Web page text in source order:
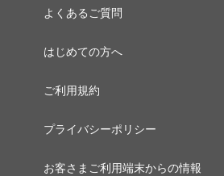
よくあるご質問
はじめての方へ
ご利用規約
プライバシーポリシー
お客さまご利用端末からの情報